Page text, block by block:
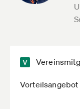
Vorteilsangebot